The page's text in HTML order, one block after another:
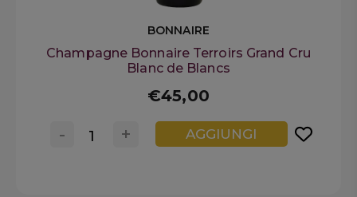
BONNAIRE
Champagne Bonnaire Terroirs Grand Cru
Blanc de Blancs
€45,00
+
- AGGIUNGI